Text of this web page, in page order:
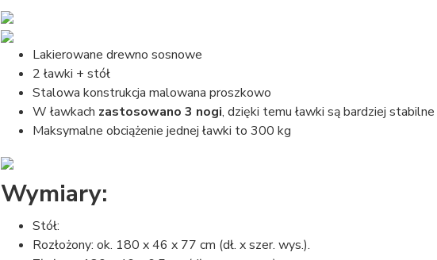
Lakierowane drewno sosnowe
2 ławki + stół
Stalowa konstrukcja malowana proszkowo
W ławkach zastosowano 3 nogi, dzięki temu ławki są bardziej
Maksymalne obciążenie jednej ławki to 300 kg
Wymiary:
Stół:
Rozłożony: ok. 180 x 46 x 77 cm (dł. x szer. wys.).